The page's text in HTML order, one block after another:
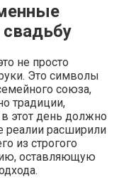
не просто
Это символы
союза,
традиции,
этот день должно
реалии расширили
из строгого
оставляющую